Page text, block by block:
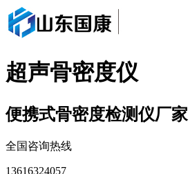
超声骨密度仪
便携式骨密度检测仪厂家
全国咨询热线
13616324057